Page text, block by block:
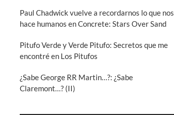
Paul Chadwick vuelve a recordarnos lo que nos
hace humanos en Concrete: Stars Over Sand
Pitufo Verde y Verde Pitufo: Secretos que me
encontré en Los Pitufos
¿Sabe George RR Martin…?: ¿Sabe
Claremont…? (II)